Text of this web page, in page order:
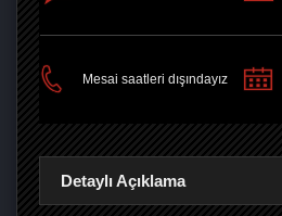
PAYLAŞ
Mesai saatleri dışındayız
Detaylı Açıklama